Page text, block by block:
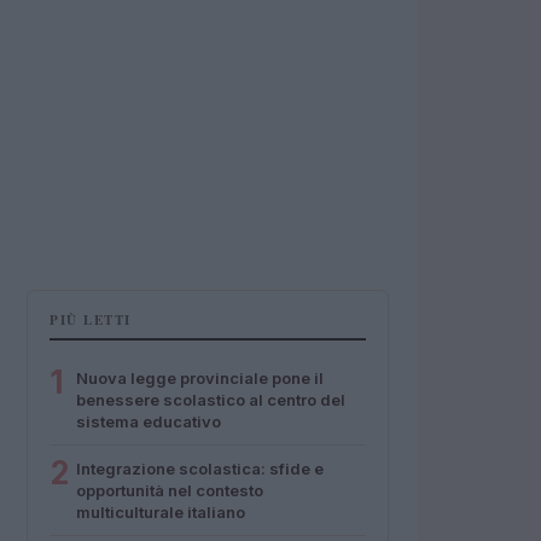
PIÙ LETTI
1
Nuova legge provinciale pone il
benessere scolastico al centro del
sistema educativo
2 Integrazione scolastica: sfide e
opportunità nel contesto
multiculturale italiano